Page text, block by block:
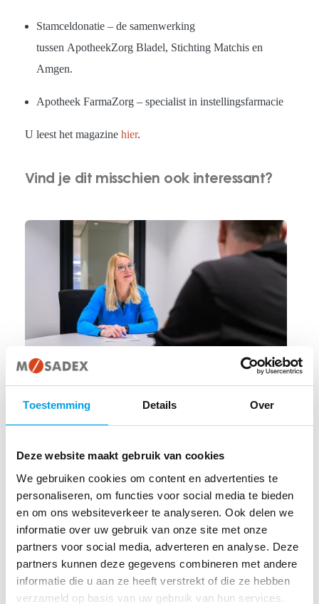
Toestemming Details Over
Deze website maakt gebruik van cookies
We gebruiken cookies om content en advertenties te
personaliseren, om functies voor social media te bieden
en om ons websiteverkeer te analyseren. Ook delen we
informatie over uw gebruik van onze site met onze
partners voor social media, adverteren en analyse. Deze
partners kunnen deze gegevens combineren met andere
informatie die u aan ze heeft verstrekt of die ze hebben
verzameld op basis van uw gebruik van hun services.
Stamceldonatie – de samenwerking
tussen ApotheekZorg Bladel, Stichting Matchis en
Amgen.
Apotheek FarmaZorg – specialist in instellingsfarmacie
U leest het magazine hier.
Vind je dit misschien ook interessant?
6 JANUARI 2026